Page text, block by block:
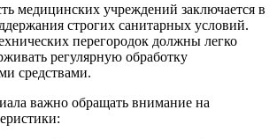
медицинских учреждений заключается в
строгих санитарных условий.
перегородок должны легко
регулярную обработку
средствами.
важно обращать внимание на